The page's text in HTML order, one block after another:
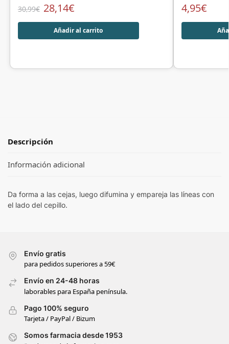
30,99€ 28,14€
Añadir al carrito
4,95€
Descripción
Información adicional
Da forma a las cejas, luego difumina y empareja las líneas con
el lado del cepillo.
Envío gratis
para pedidos superiores a 59€
Envío en 24-48 horas
laborables para España península.
Pago 100% seguro
Tarjeta / PayPal / Bizum
Somos farmacia desde 1953